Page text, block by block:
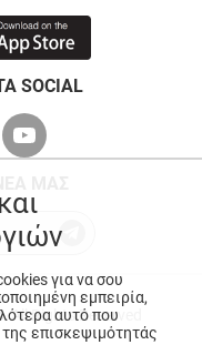
SOCIAL
. All Rights Reserved
για να σου
εμπειρία,
αυτό που
επισκεψιμότητάς